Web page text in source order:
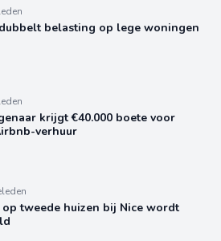
belasting op lege woningen
krijgt €40.000 boete voor
verhuur
tweede huizen bij Nice wordt